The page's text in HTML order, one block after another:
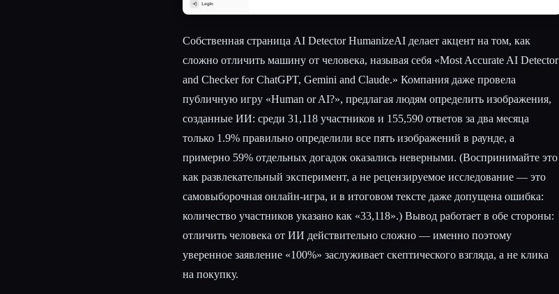
Собственная страница AI Detector HumanizeAI делает акцент на том, как
сложно отличить машину от человека, называя себя «Most Accurate AI Detector
and Checker for ChatGPT, Gemini and Claude.» Компания даже провела
публичную игру «Human or AI?», предлагая людям определить изображения,
созданные ИИ: среди 31,118 участников и 155,590 ответов за два месяца
только 1.9% правильно определили все пять изображений в раунде, а
примерно 59% отдельных догадок оказались неверными. (Воспринимайте это
как развлекательный эксперимент, а не рецензируемое исследование — это
самовыборочная онлайн-игра, и в итоговом тексте даже допущена ошибка:
количество участников указано как «33,118».) Вывод работает в обе стороны:
отличить человека от ИИ действительно сложно — именно поэтому
уверенное заявление «100%» заслуживает скептического взгляда, а не клика
на покупку.